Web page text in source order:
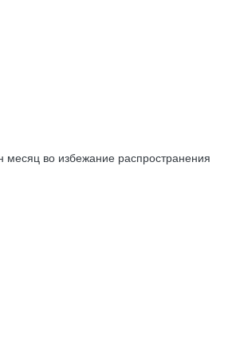
месяц во избежание распространения